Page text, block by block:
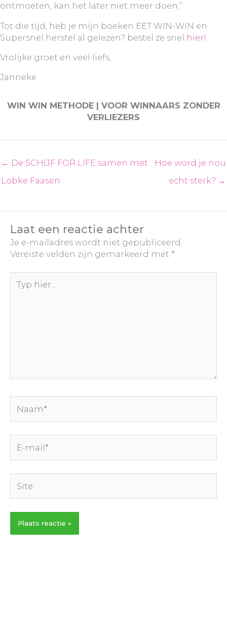
ontmoeten, kan het later niet meer doen.”
Tot die tijd, heb je mijn boeken EET WIN-WIN en
Supersnel herstel al gelezen? bestel ze snel hier!
Vrolijke groet en veel liefs,
Janneke
WIN WIN METHODE | VOOR WINNAARS ZONDER
VERLIEZERS
← De SCHIJF FOR LIFE samen met
Lobke Faasen
Hoe word je nou
echt sterk? →
Laat een reactie achter
Je e-mailadres wordt niet gepubliceerd.
Vereiste velden zijn gemarkeerd met *
hier...
mail*